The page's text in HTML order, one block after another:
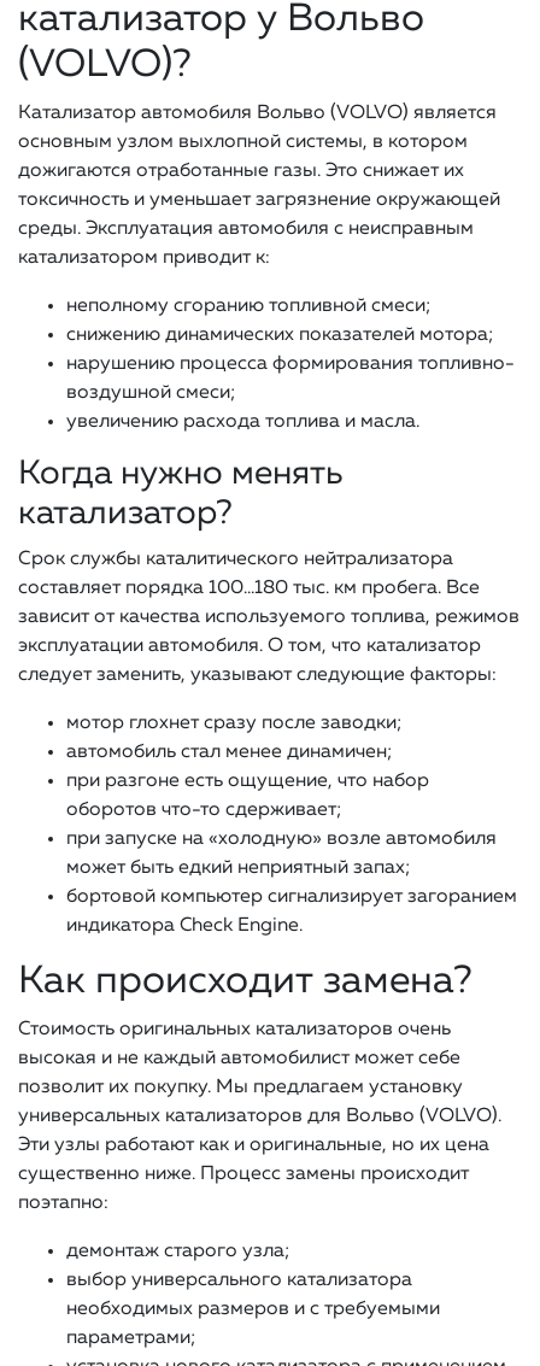
катализатор у Вольво
(VOLVO)?
Катализатор автомобиля Вольво (VOLVO) является
основным узлом выхлопной системы, в котором
дожигаются отработанные газы. Это снижает их
токсичность и уменьшает загрязнение окружающей
среды. Эксплуатация автомобиля с неисправным
катализатором приводит к:
неполному сгоранию топливной смеси;
снижению динамических показателей мотора;
нарушению процесса формирования топливно-
воздушной смеси;
увеличению расхода топлива и масла.
Когда нужно менять
катализатор?
Срок службы каталитического нейтрализатора
составляет порядка 100…180 тыс. км пробега. Все
зависит от качества используемого топлива, режимов
эксплуатации автомобиля. О том, что катализатор
следует заменить, указывают следующие факторы:
мотор глохнет сразу после заводки;
автомобиль стал менее динамичен;
при разгоне есть ощущение, что набор
оборотов что-то сдерживает;
при запуске на «холодную» возле автомобиля
может быть едкий неприятный запах;
бортовой компьютер сигнализирует загоранием
индикатора Check Engine.
Как происходит замена?
Стоимость оригинальных катализаторов очень
высокая и не каждый автомобилист может себе
позволит их покупку. Мы предлагаем установку
универсальных катализаторов для Вольво (VOLVO).
Эти узлы работают как и оригинальные, но их цена
существенно ниже. Процесс замены происходит
поэтапно:
демонтаж старого узла;
выбор универсального катализатора
необходимых размеров и с требуемыми
параметрами;